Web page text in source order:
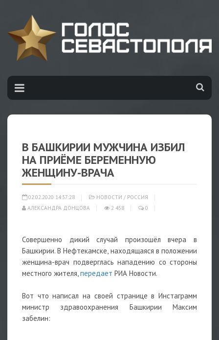
В БАШКИРИИ МУЖЧИНА ИЗБИЛ
НА ПРИЁМЕ БЕРЕМЕННУЮ
ЖЕНЩИНУ-ВРАЧА
02.02.2020 14:37:28 НОВОСТИ / РОССИЯ
АЛЕКСАНДРА ДОНЦОВА
2 458 0
Совершенно дикий случай произошёл вчера в
Башкирии. В Нефтекамске, находящаяся в положении
женщина-врач подверглась нападению со стороны
местного жителя,передает РИА Новости.
Вот что написал на своей странице в Инстаграмм
министр здравоохранения Башкирии Максим
забелин: